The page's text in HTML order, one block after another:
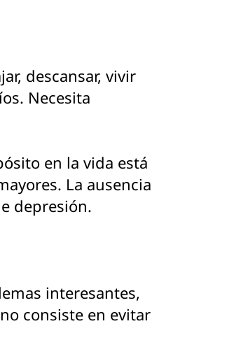
descansar, vivir
Necesita
en la vida está
La ausencia
depresión.
interesantes,
consiste en evitar